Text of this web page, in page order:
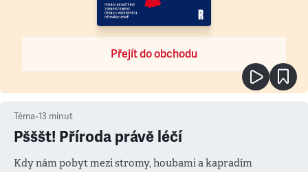
Přejít do obchodu
Téma•13 minut
Pšššt! Příroda právě léčí
Kdy nám pobyt mezi stromy, houbami a kapradím